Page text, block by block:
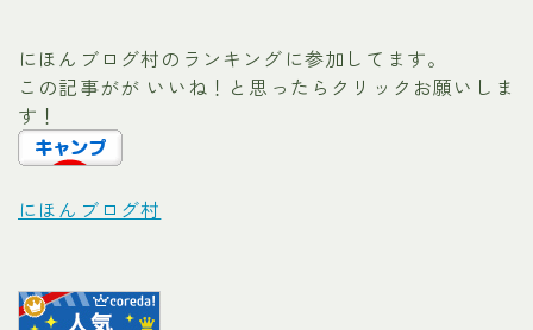
にほんブログ村のランキングに参加してます。
この記事がが いいね！と思ったらクリックお願いしま
す！
にほんブログ村